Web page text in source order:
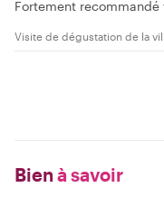
Fortement
Visite de dégustation de la
Bien à savoir